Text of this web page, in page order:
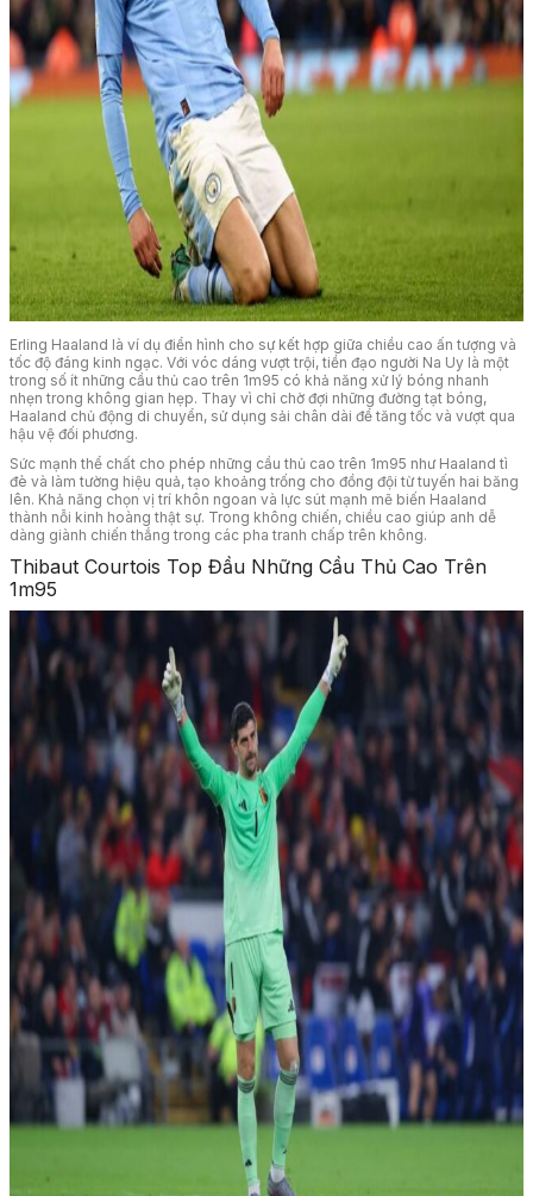
Erling Haaland là ví dụ điển hình cho sự kết hợp giữa chiều cao ấn tượng và
tốc độ đáng kinh ngạc. Với vóc dáng vượt trội, tiền đạo người Na Uy là một
trong số ít những cầu thủ cao trên 1m95 có khả năng xử lý bóng nhanh
nhẹn trong không gian hẹp. Thay vì chỉ chờ đợi những đường tạt bóng,
Haaland chủ động di chuyển, sử dụng sải chân dài để tăng tốc và vượt qua
hậu vệ đối phương.
Sức mạnh thể chất cho phép những cầu thủ cao trên 1m95 như Haaland tì
đè và làm tường hiệu quả, tạo khoảng trống cho đồng đội từ tuyến hai băng
lên. Khả năng chọn vị trí khôn ngoan và lực sút mạnh mẽ biến Haaland
thành nỗi kinh hoàng thật sự. Trong không chiến, chiều cao giúp anh dễ
dàng giành chiến thắng trong các pha tranh chấp trên không.
Thibaut Courtois Top Đầu Những Cầu Thủ Cao Trên
1m95